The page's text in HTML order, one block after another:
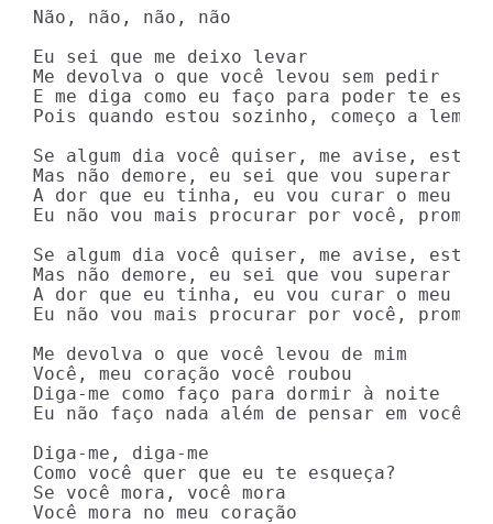
Não, não, não, não
Eu sei que me deixo levar
Me devolva o que você levou sem pedir
E me diga como eu faço para poder te
Pois quando estou sozinho, começo a
Se algum dia você quiser, me avise,
Mas não demore, eu sei que vou superar
A dor que eu tinha, eu vou curar o meu
Eu não vou mais procurar por você,
Se algum dia você quiser, me avise,
Mas não demore, eu sei que vou superar
A dor que eu tinha, eu vou curar o meu
Eu não vou mais procurar por você,
Me devolva o que você levou de mim
Você, meu coração você roubou
Diga-me como faço para dormir à noite
Eu não faço nada além de pensar em você
Diga-me, diga-me
Como você quer que eu te esqueça?
Se você mora, você mora
Você mora no meu coração